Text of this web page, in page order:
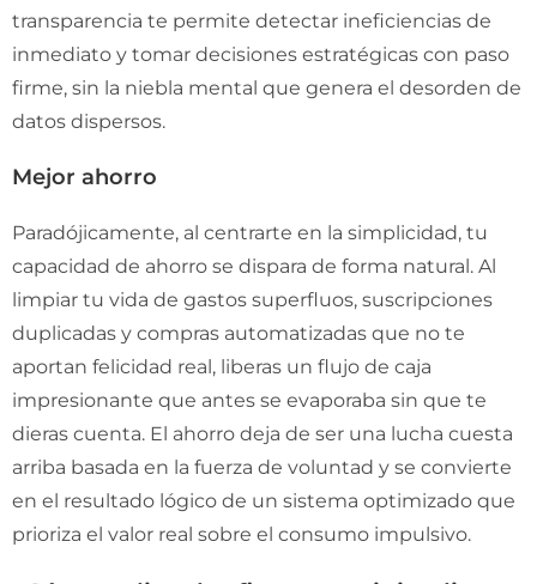
transparencia te permite detectar ineficiencias de
inmediato y tomar decisiones estratégicas con paso
firme, sin la niebla mental que genera el desorden de
datos dispersos.
Mejor ahorro
Paradójicamente, al centrarte en la simplicidad, tu
capacidad de ahorro se dispara de forma natural. Al
limpiar tu vida de gastos superfluos, suscripciones
duplicadas y compras automatizadas que no te
aportan felicidad real, liberas un flujo de caja
impresionante que antes se evaporaba sin que te
dieras cuenta. El ahorro deja de ser una lucha cuesta
arriba basada en la fuerza de voluntad y se convierte
en el resultado lógico de un sistema optimizado que
prioriza el valor real sobre el consumo impulsivo.